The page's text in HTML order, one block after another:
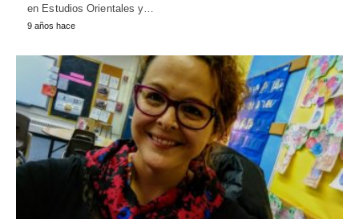
en Estudios Orientales y…
9 años hace